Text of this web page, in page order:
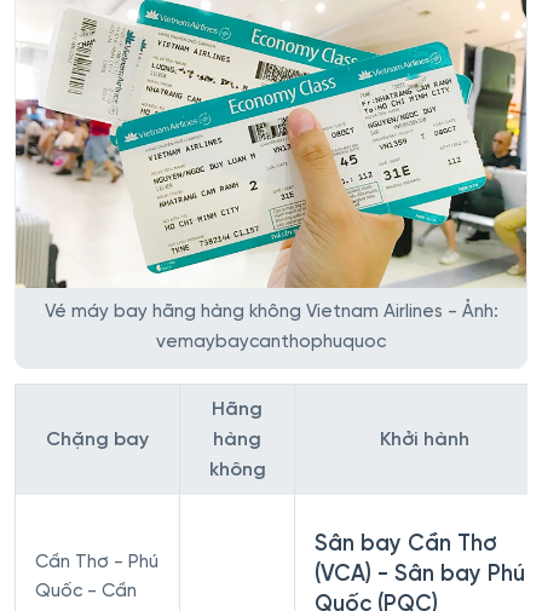
Vé máy bay hãng hàng không Vietnam Airlines - Ảnh:
vemaybaycanthophuquoc
Chặng bay
Hãng
hàng
không
Khởi hành
Cần Thơ - Phú
Quốc - Cần
Sân bay Cần Thơ
(VCA) - Sân bay Phú
Quốc (PQC)